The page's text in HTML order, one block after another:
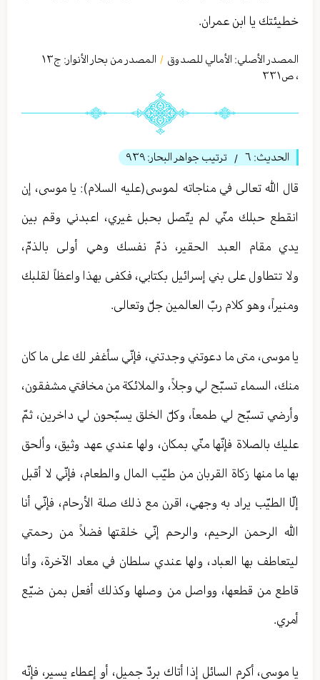
خطيئتك يا ابن عمران‏.
المصدر الأصلي: الأمالي للصدوق / المصدر من بحار الأنوار: ج١٣
، ص٣٣١
الحديث: ٦ / ترتيب جواهر البحار: ٩٣٩
قال الله تعالی في مناجاته لموسى(عليه السلام): يا موسى، إن
انقطع حبلك منّي لم يتّصل بحبل غيري، اعبدني وقم بين
يدي مقام العبد الحقير، ذمّ نفسك وهي أولى بالذمّ،
ولا تتطاول على بني إسرائيل بكتابي، فكفى بهذا واعظاً لقلبك
ومنيراً، وهو كلام ربّ العالمين جلّ وتعالى.
يا موسى، متى ما دعوتني وجدتني، فإنّي سأغفر لك على ما كان
منك، السماء تسبّح لي وجلاً، والملائكة من مخافتي مشفقون،
وأرضي تسبّح لي طمعاً، وكلّ الخلق يسبّحون لي داخرين، ثمّ
عليك بالصلاة فإنّها منّي بمكان، ولها عندي عهد وثيق، وألحق
بها ما منها زكاة القربان من طيّب المال والطعام، فإنّي لا أقبل
إلّا الطيّب يراد به وجهي، اقرن مع ذلك صلة الأرحام، فإنّي أنا
الله الرحمن الرحيم، والرحم إنّي خلقتها فضلاً من رحمتي
ليتعاطف بها العباد، ولها عندي سلطان في معاد الآخرة، وأنا
قاطع من قطعها، وواصل من وصلها وكذلك أفعل بمن ضيّع
أمري.
يا موسى، أكرم السائل إذا أتاك بردّ جميل، أو إعطاء يسير، فإنّه